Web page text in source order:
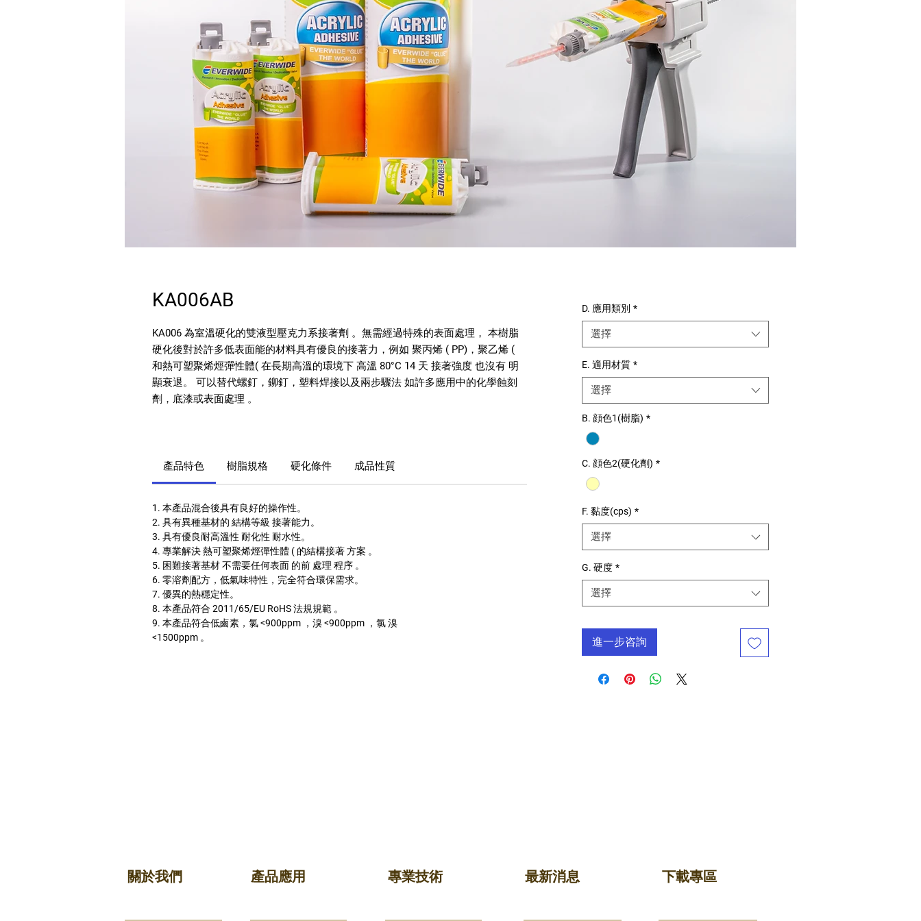
KA006AB
KA006 為室溫硬化的雙液型壓克力系接著劑 。無需經過特殊的表面處理， 本樹脂
硬化後對於許多低表面能的材料具有優良的接著力，例如 聚丙烯 ( PP)，聚乙烯 (
和熱可塑聚烯烴彈性體( 在長期高溫的環境下 高溫 80°C 14 天 接著強度 也沒有 明
顯衰退。 可以替代螺釘，鉚釘，塑料焊接以及兩步驟法 如許多應用中的化學蝕刻
劑，底漆或表面處理 。
產品特色 樹脂規格 硬化條件 成品性質
1. 本產品混合後具有良好的操作性。
2. 具有異種基材的 結構等級 接著能力。
3. 具有優良耐高溫性 耐化性 耐水性。
4. 專業解決 熱可塑聚烯烴彈性體 ( 的結構接著 方案 。
5. 困難接著基材 不需要任何表面 的前 處理 程序 。
6. 零溶劑配方，低氣味特性，完全符合環保需求。
7. 優異的熱穩定性。
8. 本產品符合 2011/65/EU RoHS 法規規範 。
9. 本產品符合低鹵素，氯 <900ppm ，溴 <900ppm ，氯 溴
<1500ppm 。
D. 應用類別 *
選擇
E. 適用材質 *
選擇
B. 顔色1(樹脂) *
C. 顔色2(硬化劑) *
F. 黏度(cps) *
選擇
G. 硬度 *
選擇
進一步咨詢
關於我們 產品應用 專業技術 最新消息 下載專區